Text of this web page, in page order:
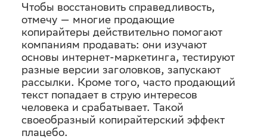
Чтобы восстановить справедливость,
отмечу — многие продающие
копирайтеры действительно помогают
компаниям продавать: они изучают
основы интернет-маркетинга, тестируют
разные версии заголовков, запускают
рассылки. Кроме того, часто продающий
текст попадает в струю интересов
человека и срабатывает. Такой
своеобразный копирайтерский эффект
плацебо.